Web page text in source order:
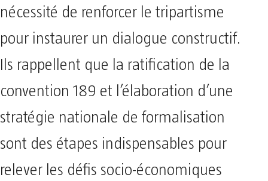
nécessité de renforcer le tripartisme
pour instaurer un dialogue constructif.
Ils rappellent que la ratification de la
convention 189 et l’élaboration d’une
stratégie nationale de formalisation
sont des étapes indispensables pour
relever les défis socio-économiques